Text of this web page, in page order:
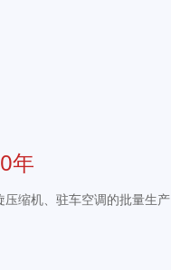
年
压缩机、驻车空调的批量生产